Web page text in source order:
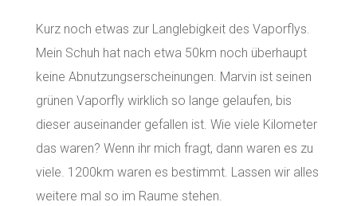
Kurz noch etwas zur Langlebigkeit des Vaporflys.
Mein Schuh hat nach etwa 50km noch überhaupt
keine Abnutzungserscheinungen. Marvin ist seinen
grünen Vaporfly wirklich so lange gelaufen, bis
dieser auseinander gefallen ist. Wie viele Kilometer
das waren? Wenn ihr mich fragt, dann waren es zu
viele. 1200km waren es bestimmt. Lassen wir alles
weitere mal so im Raume stehen.